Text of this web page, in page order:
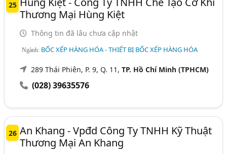
25
Thương Mại Hùng Kiệt
Thông tin đã lâu chưa cập nhật
Ngành: BỐC XẾP HÀNG HÓA - THIẾT BỊ BỐC XẾP HÀNG HÓA
289 Thái Phiên, P. 9, Q. 11,TP. Hồ Chí Minh (TPHCM)
(028) 39635576
26 An Khang - Vpđd Công Ty TNHH Kỹ Thuật
Thương Mại An Khang